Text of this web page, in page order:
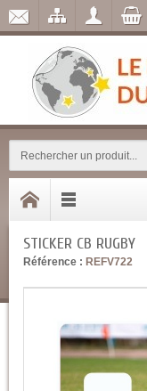
STICKER CB RUGBY
Référence : REFV722